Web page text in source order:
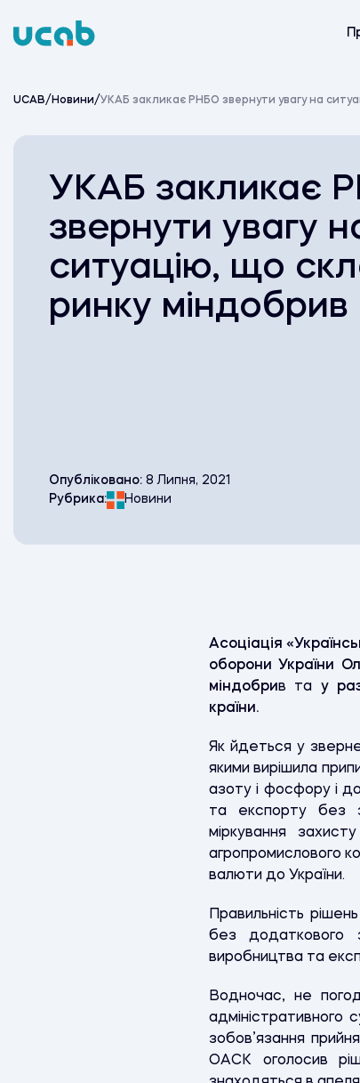
to
UCAB/ Новини/УКАБ закликає РНБО звернути увагу на
УКАБ закликає
звернути увагу
ситуацію, що
ринку міндобрив
Опубліковано: 8 Липня, 2021
Рубрика:
Новини
Асоціація
оборони України
міндобрив та у
країни.
Як йдеться у
якими вирішила
азоту і фосфору і
та експорту без
міркування
агропромислового
валюти до України.
Правильність
без додаткового
виробництва та
Водночас, не
адміністративного
зобов’язання
ОАСК оголосив